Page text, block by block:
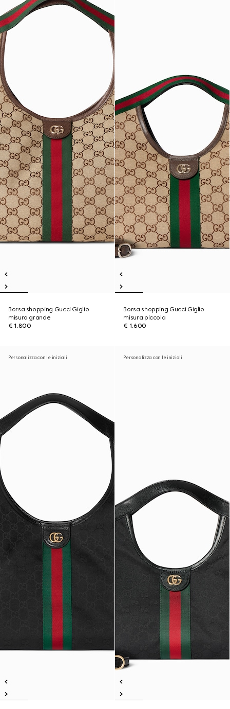
Borsa shopping Gucci Giglio
misura grande
€ 1.800
Borsa shopping Gucci Giglio
misura piccola
€ 1.600
Personalizza con le iniziali Personalizza con le iniziali